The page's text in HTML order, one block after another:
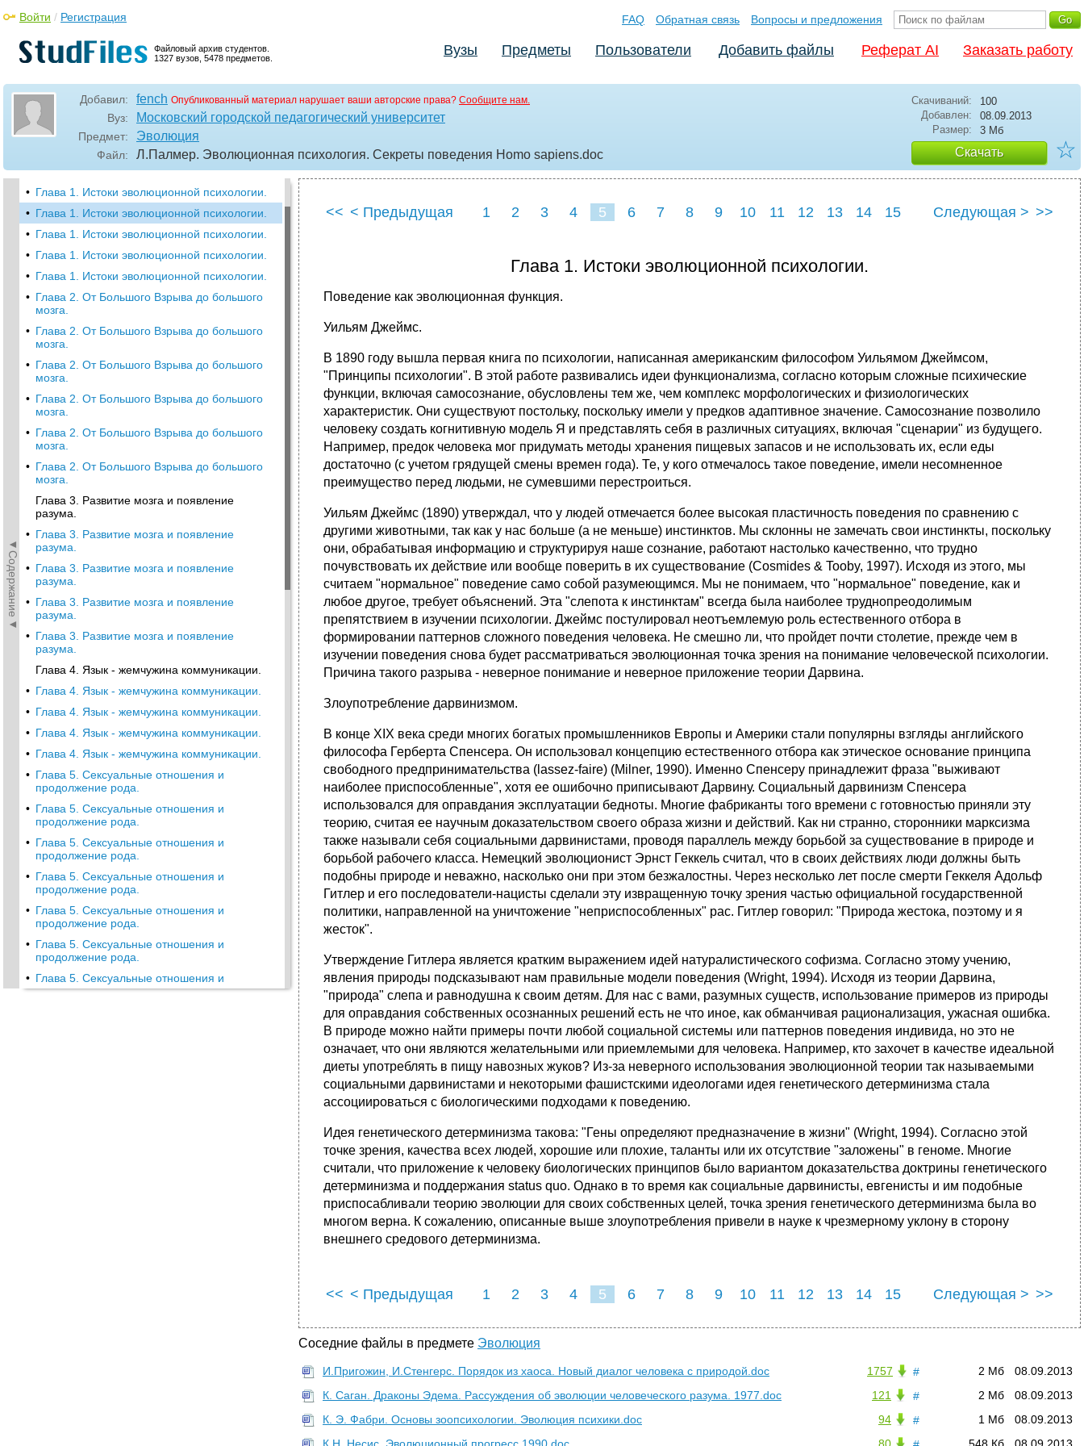
Файловый архив студентов.
1327 вузов, 5478 предметов.
Войти / Регистрация FAQ Обратная связь Вопросы и предложения
Вузы Предметы Пользователи Добавить файлы Реферат AI Заказать работу
Добавил: fench Опубликованный материал нарушает ваши авторские права? Сообщите нам.
Вуз: Московский городской педагогический университет
Предмет: Эволюция
Файл: Л.Палмер. Эволюционная психология. Секреты поведения Homo sapiens.doc
Скачиваний:
100
Добавлен:
08.09.2013
Размер:
3 Мб
Скачать ☆
◄Содержание◄
•
Глава 1. Истоки эволюционной психологии.
Глава 1. Истоки эволюционной психологии.
• Глава 1. Истоки эволюционной психологии.
• Глава 1. Истоки эволюционной психологии.
• Глава 1. Истоки эволюционной психологии.
• Глава 1. Истоки эволюционной психологии.
• Глава 1. Истоки эволюционной психологии.
• Глава 1. Истоки эволюционной психологии.
• Глава 2. От Большого Взрыва до большого
мозга.
• Глава 2. От Большого Взрыва до большого
мозга.
• Глава 2. От Большого Взрыва до большого
мозга.
• Глава 2. От Большого Взрыва до большого
мозга.
• Глава 2. От Большого Взрыва до большого
мозга.
• Глава 2. От Большого Взрыва до большого
мозга.
Глава 3. Развитие мозга и появление
разума.
• Глава 3. Развитие мозга и появление
разума.
• Глава 3. Развитие мозга и появление
разума.
• Глава 3. Развитие мозга и появление
разума.
• Глава 3. Развитие мозга и появление
разума.
Глава 4. Язык - жемчужина коммуникации.
• Глава 4. Язык - жемчужина коммуникации.
• Глава 4. Язык - жемчужина коммуникации.
• Глава 4. Язык - жемчужина коммуникации.
• Глава 4. Язык - жемчужина коммуникации.
• Глава 5. Сексуальные отношения и
продолжение рода.
• Глава 5. Сексуальные отношения и
продолжение рода.
• Глава 5. Сексуальные отношения и
продолжение рода.
• Глава 5. Сексуальные отношения и
продолжение рода.
• Глава 5. Сексуальные отношения и
продолжение рода.
• Глава 5. Сексуальные отношения и
продолжение рода.
• Глава 5. Сексуальные отношения и
продолжение рода.
<< < Предыдущая 1 2 3 4 5 6 7 8 9 10 11 12 13 14
15
Следующая > >>
Глава 1. Истоки эволюционной психологии.
Поведение как эволюционная функция.
Уильям Джеймс.
В 1890 году вышла первая книга по психологии, написанная американским философом Уильямом Джеймсом,
"Принципы психологии". В этой работе развивались идеи функционализма, согласно которым сложные психические
функции, включая самосознание, обусловлены тем же, чем комплекс морфологических и физиологических
характеристик. Они существуют постольку, поскольку имели у предков адаптивное значение. Самосознание позволило
человеку создать когнитивную модель Я и представлять себя в различных ситуациях, включая "сценарии" из будущего.
Например, предок человека мог придумать методы хранения пищевых запасов и не использовать их, если еды
достаточно (с учетом грядущей смены времен года). Те, у кого отмечалось такое поведение, имели несомненное
преимущество перед людьми, не сумевшими перестроиться.
Уильям Джеймс (1890) утверждал, что у людей отмечается более высокая пластичность поведения по сравнению с
другими животными, так как у нас больше (а не меньше) инстинктов. Мы склонны не замечать свои инстинкты, поскольку
они, обрабатывая информацию и структурируя наше сознание, работают настолько качественно, что трудно
почувствовать их действие или вообще поверить в их существование (Cosmides & Tooby, 1997). Исходя из этого, мы
считаем "нормальное" поведение само собой разумеющимся. Мы не понимаем, что "нормальное" поведение, как и
любое другое, требует объяснений. Эта "слепота к инстинктам" всегда была наиболее труднопреодолимым
препятствием в изучении психологии. Джеймс постулировал неотъемлемую роль естественного отбора в
формировании паттернов сложного поведения человека. Не смешно ли, что пройдет почти столетие, прежде чем в
изучении поведения снова будет рассматриваться эволюционная точка зрения на понимание человеческой психологии.
Причина такого разрыва - неверное понимание и неверное приложение теории Дарвина.
Злоупотребление дарвинизмом.
В конце XIX века среди многих богатых промышленников Европы и Америки стали популярны взгляды английского
философа Герберта Спенсера. Он использовал концепцию естественного отбора как этическое основание принципа
свободного предпринимательства (lassez-faire) (Milner, 1990). Именно Спенсеру принадлежит фраза "выживают
наиболее приспособленные", хотя ее ошибочно приписывают Дарвину. Социальный дарвинизм Спенсера
использовался для оправдания эксплуатации бедноты. Многие фабриканты того времени с готовностью приняли эту
теорию, считая ее научным доказательством своего образа жизни и действий. Как ни странно, сторонники марксизма
также называли себя социальными дарвинистами, проводя параллель между борьбой за существование в природе и
борьбой рабочего класса. Немецкий эволюционист Эрнст Геккель считал, что в своих действиях люди должны быть
подобны природе и неважно, насколько они при этом безжалостны. Через несколько лет после смерти Геккеля Адольф
Гитлер и его последователи-нацисты сделали эту извращенную точку зрения частью официальной государственной
политики, направленной на уничтожение "неприспособленных" рас. Гитлер говорил: "Природа жестока, поэтому и я
жесток".
Утверждение Гитлера является кратким выражением идей натуралистического софизма. Согласно этому учению,
явления природы подсказывают нам правильные модели поведения (Wright, 1994). Исходя из теории Дарвина,
"природа" слепа и равнодушна к своим детям. Для нас с вами, разумных существ, использование примеров из природы
для оправдания собственных осознанных решений есть не что иное, как обманчивая рационализация, ужасная ошибка.
В природе можно найти примеры почти любой социальной системы или паттернов поведения индивида, но это не
означает, что они являются желательными или приемлемыми для человека. Например, кто захочет в качестве идеальной
диеты употреблять в пищу навозных жуков? Из-за неверного использования эволюционной теории так называемыми
социальными дарвинистами и некоторыми фашистскими идеологами идея генетического детерминизма стала
ассоциироваться с биологическими подходами к поведению.
Идея генетического детерминизма такова: "Гены определяют предназначение в жизни" (Wright, 1994). Согласно этой
точке зрения, качества всех людей, хорошие или плохие, таланты или их отсутствие "заложены" в геноме. Многие
считали, что приложение к человеку биологических принципов было вариантом доказательства доктрины генетического
детерминизма и поддержания status quo. Однако в то время как социальные дарвинисты, евгенисты и им подобные
приспосабливали теорию эволюции для своих собственных целей, точка зрения генетического детерминизма была во
многом верна. К сожалению, описанные выше злоупотребления привели в науке к чрезмерному уклону в сторону
внешнего средового детерминизма.
<< < Предыдущая 1 2 3 4 5 6 7 8 9 10 11 12 13 14
15
Следующая > >>
Соседние файлы в предмете Эволюция
# 08.09.2013
2 Мб
1757
И.Пригожин, И.Стенгерс. Порядок из хаоса. Новый диалог человека с природой.doc
#
08.09.2013
2 Мб
121
К. Саган. Драконы Эдема. Рассуждения об эволюции человеческого разума. 1977.doc
#
08.09.2013
1 Мб
94
К. Э. Фабри. Основы зоопсихологии. Эволюция психики.doc
08.09.2013
548 Кб
80
К.Н. Несис. Эволюционный прогресс 1990.doc